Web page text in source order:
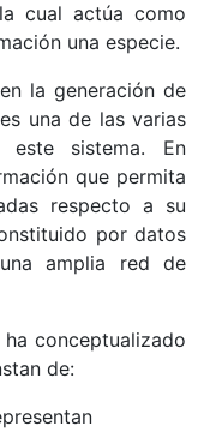
cual actúa como
una especie.
la generación de
una de las varias
sistema. En
que permita
respecto a su
por datos
amplia red de
conceptualizado
de: